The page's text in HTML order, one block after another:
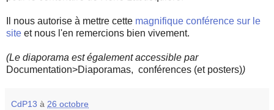
Il nous autorise à mettre cette magnifique conférence sur le
site et nous l'en remercions bien vivement.
(Le diaporama est également accessible par
Documentation>Diaporamas, conférences (et posters))
CdP13 à 26 octobre